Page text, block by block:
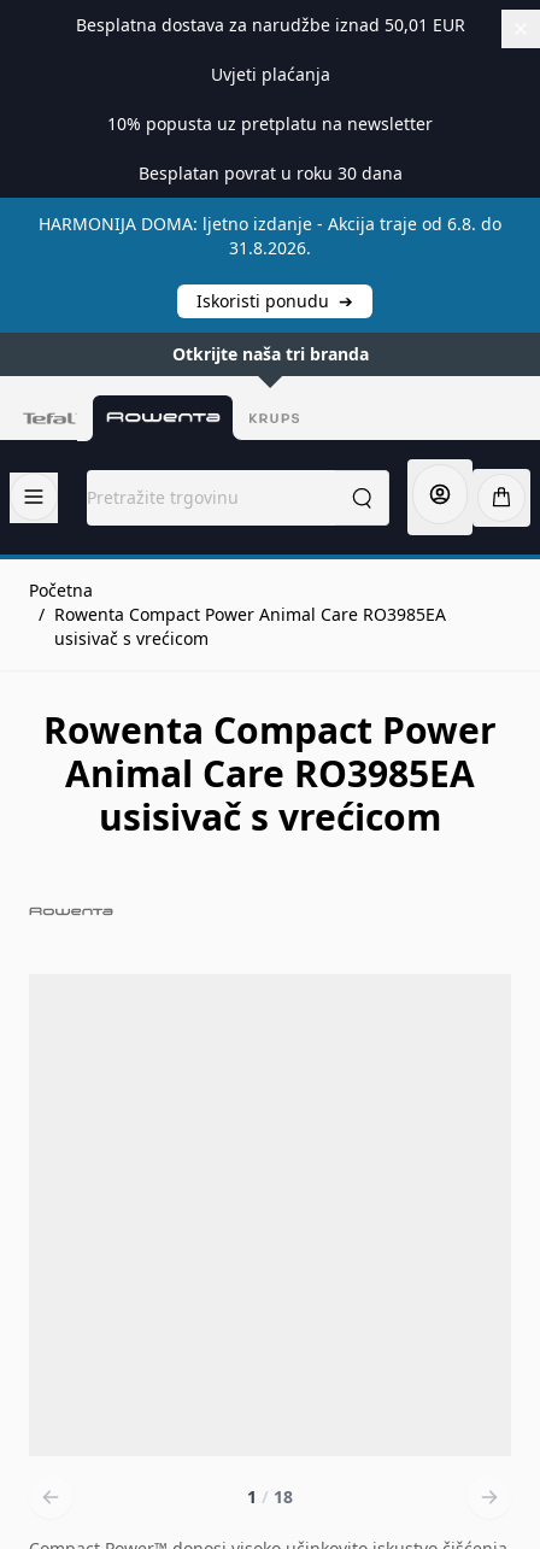
Besplatna dostava za narudžbe iznad 50,01 EUR
Uvjeti plaćanja
10% popusta uz pretplatu na newsletter
Besplatan povrat u roku 30 dana
HARMONIJA DOMA: ljetno izdanje - Akcija traje od 6.8. do
31.8.2026.
Iskoristi ponudu ➔
Otkrijte naša tri branda
Preskoči na sadržaj
Pretražite
Početna
/ Rowenta Compact Power Animal Care RO3985EA
usisivač s vrećicom
Rowenta Compact Power
Animal Care RO3985EA
usisivač s vrećicom
1 / 18